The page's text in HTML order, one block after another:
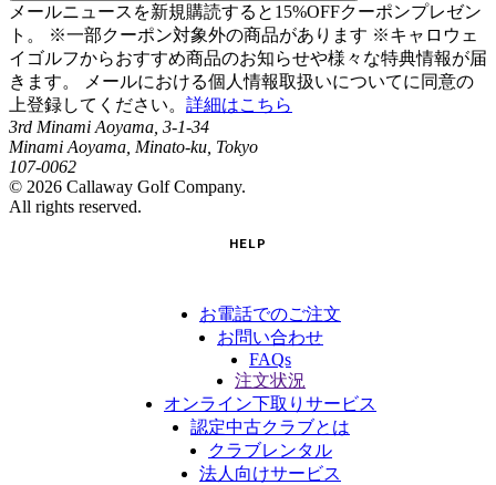
メールニュースを新規購読すると15%OFFクーポンプレゼン
ト。 ※一部クーポン対象外の商品があります ※キャロウェ
イゴルフからおすすめ商品のお知らせや様々な特典情報が届
きます。 メールにおける個人情報取扱いについてに同意の
上登録してください。 詳細はこちら
3rd Minami Aoyama, 3-1-34
Minami Aoyama, Minato-ku, Tokyo
107-0062
© 2026 Callaway Golf Company.
All rights reserved.
HELP
お電話でのご注文
お問い合わせ
FAQs
注文状況
オンライン下取りサービス
認定中古クラブとは
クラブレンタル
法人向けサービス